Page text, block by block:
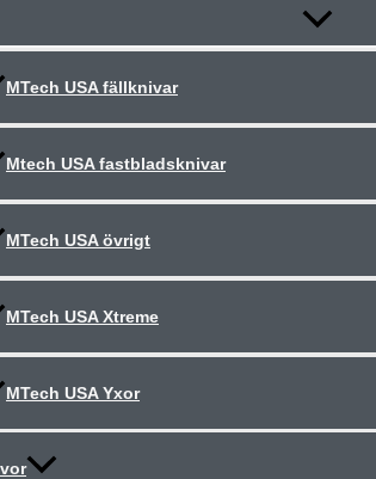
Slå
meny
MTech USA fällknivar
Mtech USA fastbladsknivar
MTech USA övrigt
MTech USA Xtreme
MTech USA Yxor